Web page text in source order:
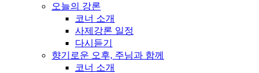
오늘의 강론
코너 소개
사제강론 일정
다시듣기
향기로운 오후, 주님과 함께
코너 소개